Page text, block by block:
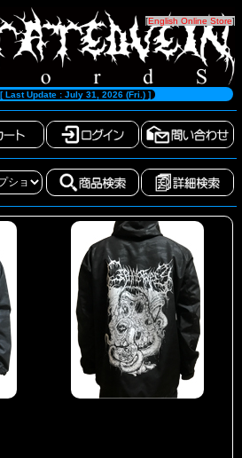
[English Online Store]
Last Update : July 31, 2026 (Fri.) ]